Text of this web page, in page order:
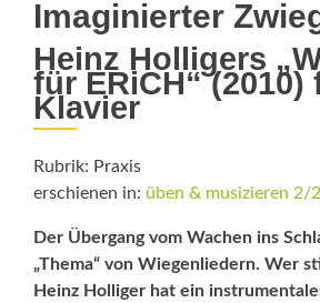
Imaginierter
Heinz Holligers
für ERiCH“ (2010)
Klavier
Rubrik: Praxis
erschienen in: üben & musizieren 2/
Der Übergang vom Wachen ins
„Thema“ von Wiegenliedern. Wer
Heinz Holliger hat ein